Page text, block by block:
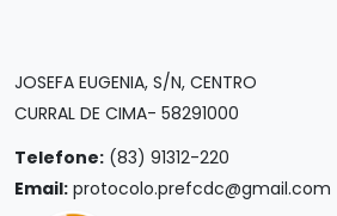
JOSEFA EUGENIA, S/N, CENTRO
CURRAL DE CIMA- 58291000
Telefone: (83) 91312-220
Email: protocolo.prefcdc@gmail.com